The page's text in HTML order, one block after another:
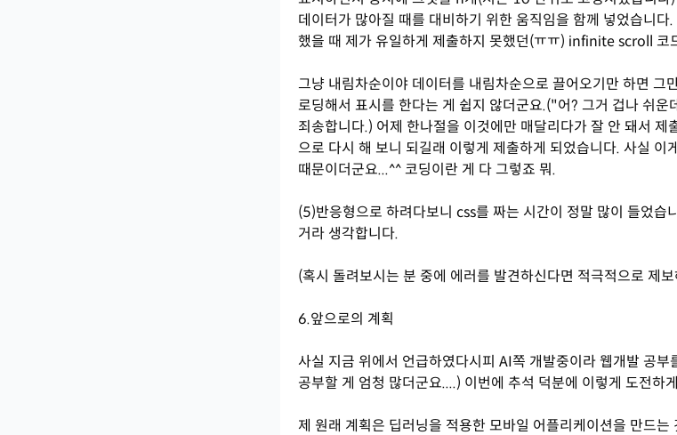
데이터가 많아질 때를 대비하기 위한 움직임을 함께 넣었습니
했을 때 제가 유일하게 제출하지 못했던(ㅠㅠ) infinite scroll 코
그냥 내림차순이야 데이터를 내림차순으로 끌어오기만 하면 그
로딩해서 표시를 한다는 게 쉽지 않더군요.("어? 그거 겁나 쉬운
죄송합니다.) 어제 한나절을 이것에만 매달리다가 잘 안 돼서 제
으로 다시 해 보니 되길래 이렇게 제출하게 되었습니다. 사실 이
때문이더군요...^^ 코딩이란 게 다 그렇죠 뭐.
(5)반응형으로 하려다보니 css를 짜는 시간이 정말 많이 들었습
거라 생각합니다.
(혹시 돌려보시는 분 중에 에러를 발견하신다면 적극적으로 제
6.앞으로의 계획
사실 지금 위에서 언급하였다시피 AI쪽 개발중이라 웹개발 공
공부할 게 엄청 많더군요....) 이번에 추석 덕분에 이렇게 도전하
제 원래 계획은 딥러닝을 적용한 모바일 어플리케이션을 만드